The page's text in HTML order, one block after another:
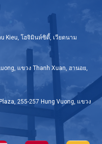
Kieu, โฮจิมินห์ซิตี้, เวียดนาม
แขวง Thanh Xuan, ฮานอย,
255-257 Hung Vuong, แขวง